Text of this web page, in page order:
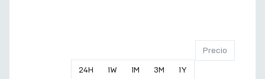
24H 1W 1M 3M 1Y
Precio